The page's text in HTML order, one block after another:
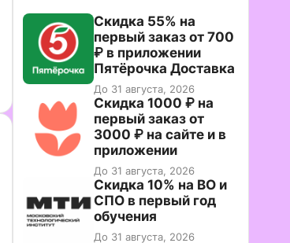
Скидка 55% на
первый заказ от 700
₽ в приложении
Пятёрочка Доставка
До 31 августа, 2026
Скидка 1000 ₽ на
первый заказ от
3000 ₽ на сайте и в
приложении
До 31 августа, 2026
Скидка 10% на ВО и
СПО в первый год
обучения
До 31 августа, 2026